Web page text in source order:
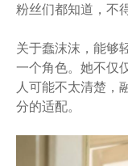
粉丝们都知道，不
关于蠢沫沫，能够
一个角色。她不仅
人可能不太清楚，
分的适配。